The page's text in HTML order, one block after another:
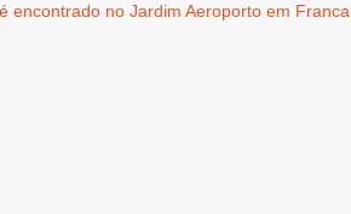
encontrado no Jardim Aeroporto em Franca